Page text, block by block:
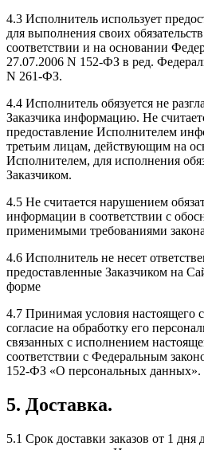
4.3 Исполнитель использует
для выполнения своих
соответствии и на основании
27.07.2006 N 152-ФЗ в ред.
N 261-ФЗ.
4.4 Исполнитель обязуется не
Заказчика информацию. Не
предоставление Исполнителем
третьим лицам, действующим на
Исполнителем, для исполнения
Заказчиком.
4.5 Не считается нарушением
информации в соответствии с
применимыми требованиями
4.6 Исполнитель не несет
предоставленные Заказчиком на
форме
4.7 Принимая условия настоящего
согласие на обработку его
связанных с исполнением
соответствии с Федеральным
152-ФЗ «О персональных данных».
5. Доставка.
5.1 Срок доставки заказов от 1 дня